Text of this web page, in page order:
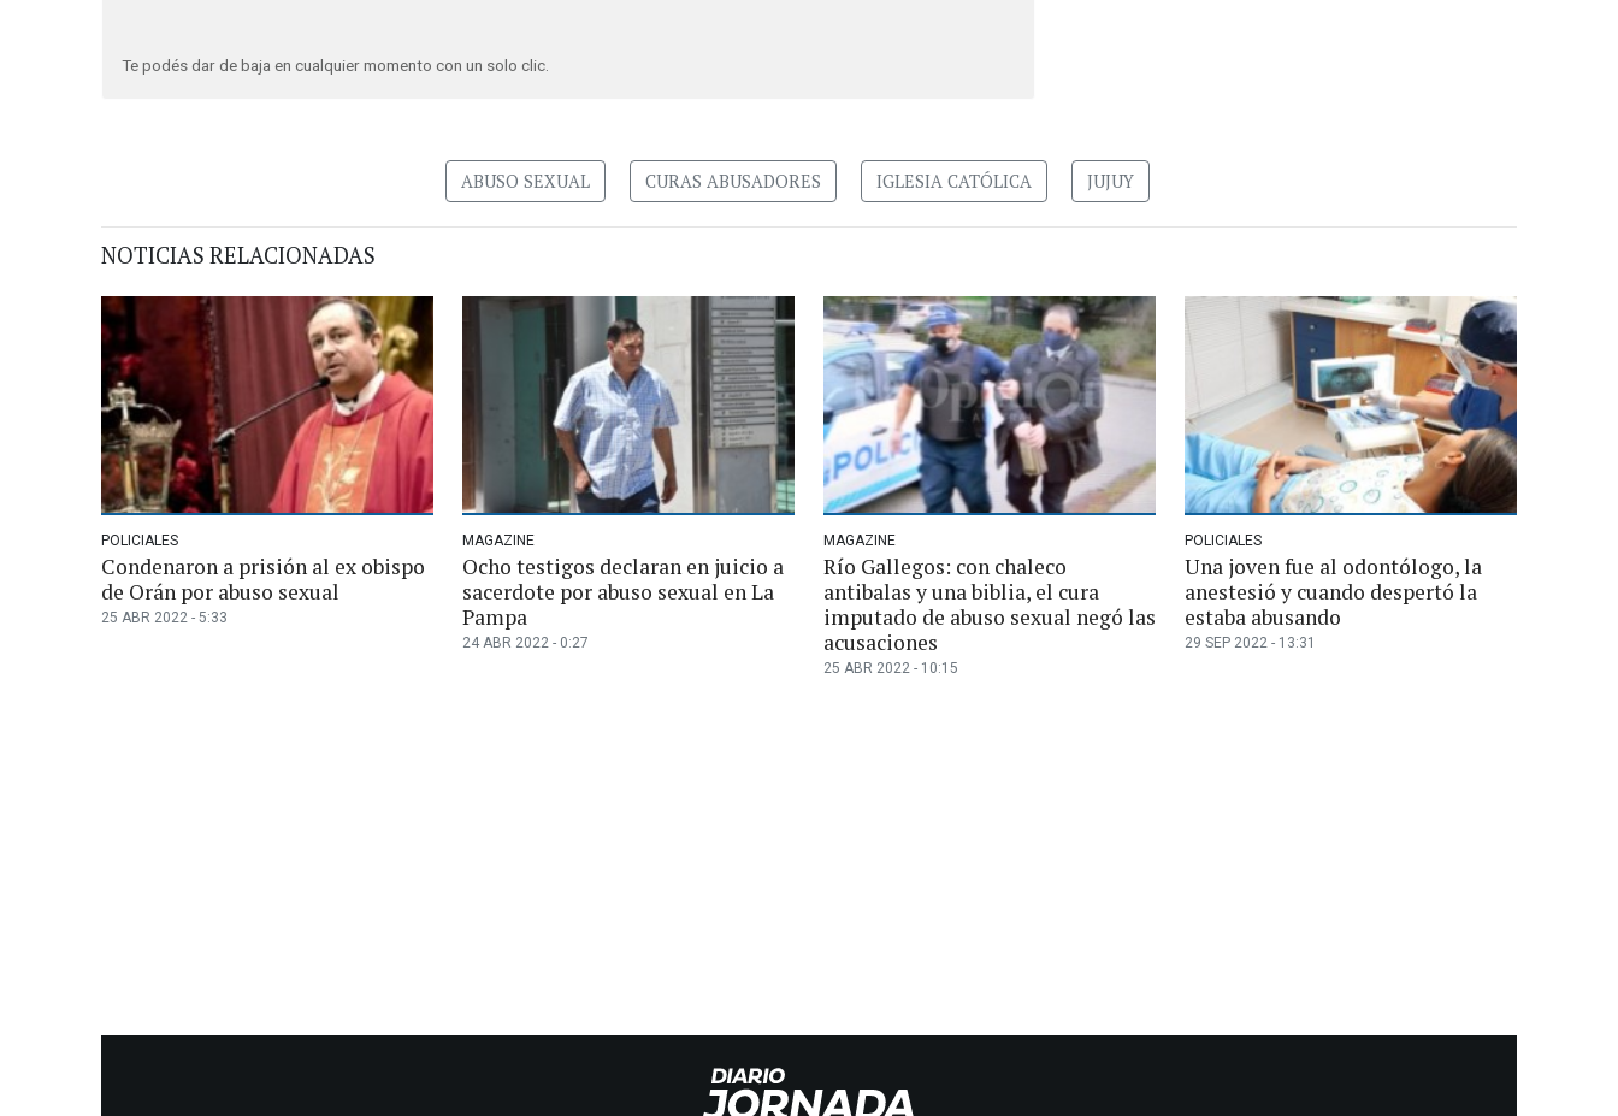
Te podés dar de baja en cualquier momento con un solo clic.
ABUSO SEXUAL CURAS ABUSADORES IGLESIA CATÓLICA JUJUY
NOTICIAS RELACIONADAS
POLICIALES
Condenaron a prisión al ex obispo
de Orán por abuso sexual
25 ABR 2022 - 5:33
MAGAZINE
Ocho testigos declaran en juicio a
sacerdote por abuso sexual en La
Pampa
24 ABR 2022 - 0:27
MAGAZINE
Río Gallegos: con chaleco
antibalas y una biblia, el cura
imputado de abuso sexual negó las
acusaciones
25 ABR 2022 - 10:15
POLICIALES
Una joven fue al odontólogo, la
anestesió y cuando despertó la
estaba abusando
29 SEP 2022 - 13:31